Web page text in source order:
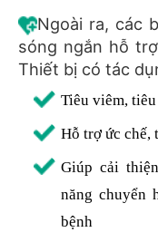
Ngoài ra, các
sóng ngắn hỗ
Thiết bị có tác
Tiêu viêm,
Hỗ trợ ức chế,
Giúp cải
năng chuyển
bệnh